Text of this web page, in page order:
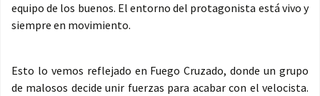
equipo de los buenos. El entorno del protagonista está vivo y
siempre en movimiento.
Esto lo vemos reflejado en Fuego Cruzado, donde un grupo
de malosos decide unir fuerzas para acabar con el velocista.